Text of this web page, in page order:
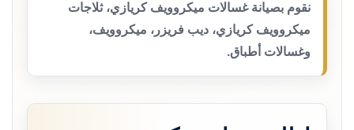
نقوم بصيانة غسالات ميكروويف كريازي، ثلاجات
ميكروويف كريازي، ديب فريزر، ميكروويف،
وغسالات أطباق.